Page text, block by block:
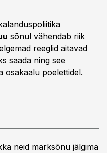
sõnul vähendab riik
reeglid aitavad
saada ning see
osakaalu poelettidel.
neid märksõnu jälgima